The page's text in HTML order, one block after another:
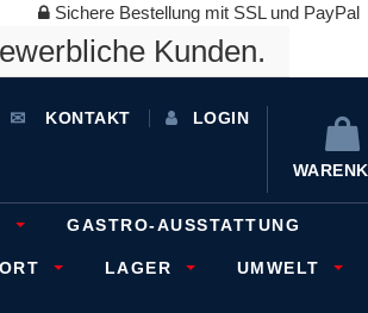
Sichere Bestellung mit SSL und PayPal
Kunden.
KONTAKT LOGIN
GASTRO-AUSSTATTUNG
LAGER UMWELT